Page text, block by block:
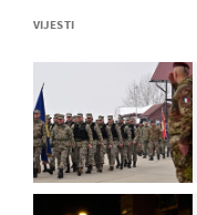
VIJESTI